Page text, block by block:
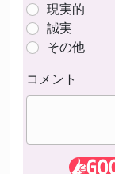
現実的
誠実
その他
コメント